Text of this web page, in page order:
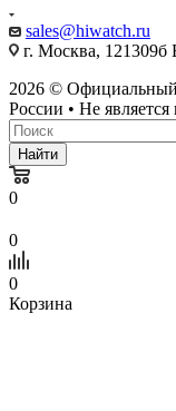
sales@hiwatch.ru
г. Москва, 121309б
2026 ©
России • Не
Найти
0
0
0
Корзина